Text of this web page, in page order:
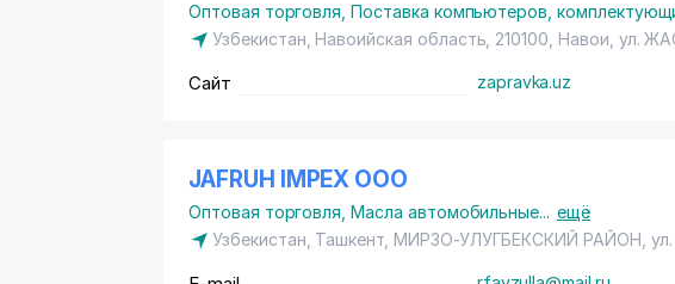
Оптовая торговля ,Поставка компьютеров,
Узбекистан, Навоийская область, 210100, Навои, ул.
Сайт zapravka.uz
JAFRUH IMPEX ООО
Оптовая торговля ,Масла автомобильные... ещё
Узбекистан, Ташкент, МИРЗО-УЛУГБЕКСКИЙ РАЙОН ,